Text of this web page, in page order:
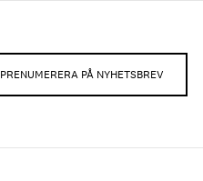
PRENUMERERA PÅ NYHETSBREV